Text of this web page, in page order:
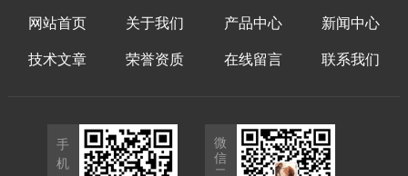
网站首页 关于我们 产品中心 新闻中心
技术文章 荣誉资质 在线留言 联系我们
手
机
微
信
二